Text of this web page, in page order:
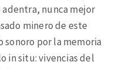
nunca mejor
minero de este
sonoro por la memoria
in situ: vivencias del